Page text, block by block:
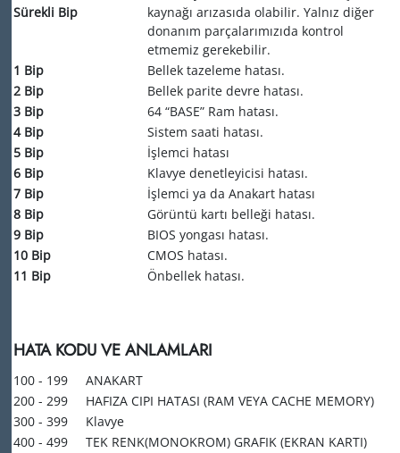
Sürekli Bip
kaynağı arızasıda olabilir. Yalnız diğer
donanım parçalarımızıda kontrol
etmemiz gerekebilir.
1 Bip
Bellek tazeleme hatası.
2 Bip
Bellek parite devre hatası.
3 Bip
64 “BASE” Ram hatası.
4 Bip
Sistem saati hatası.
5 Bip
İşlemci hatası
6 Bip
Klavye denetleyicisi hatası.
7 Bip
İşlemci ya da Anakart hatası
8 Bip
Görüntü kartı belleği hatası.
9 Bip
BIOS yongası hatası.
10 Bip
CMOS hatası.
11 Bip
Önbellek hatası.
HATA KODU VE ANLAMLARI
100 - 199
ANAKART
200 - 299
HAFIZA CIPI HATASI (RAM VEYA CACHE MEMORY)
300 - 399
Klavye
400 - 499
TEK RENK(MONOKROM) GRAFIK (EKRAN KARTI)